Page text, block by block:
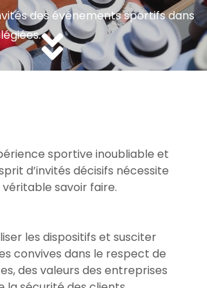
des événements sportifs dans
sportive inoubliable et
d’invités décisifs nécessite
véritable savoir faire.
les dispositifs et susciter
convives dans le respect de
des valeurs des entreprises